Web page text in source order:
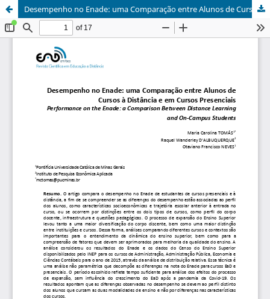
Desempenho no Enade: uma Comparação entre Alunos de Cursos a Distância e em Cursos Presenciais